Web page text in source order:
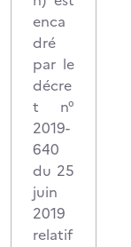
enca
dré
par le
décre
t n°
2019-
640
du 25
juin
2019
relatif